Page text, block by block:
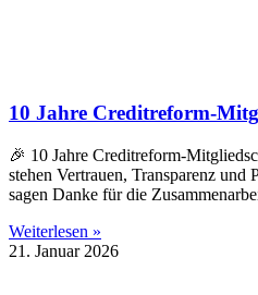
10 Jahre Creditreform-
🎉 10 Jahre Creditreform-
stehen Vertrauen, Transparenz und
sagen Danke für die
Weiterlesen »
21. Januar 2026